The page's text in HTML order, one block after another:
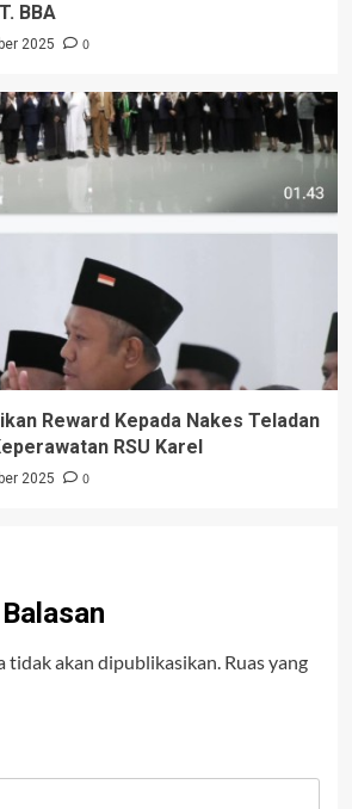
BBA
2025 0
Reward Kepada Nakes Teladan
RSU Karel
2025 0
tidak akan dipublikasikan. Ruas yang